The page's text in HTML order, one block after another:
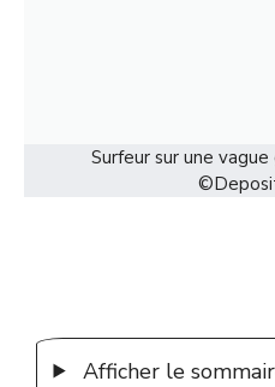
Surfeur sur une
Afficher le